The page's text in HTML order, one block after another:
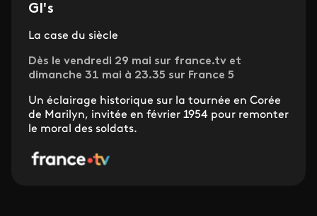
GI's
La case du siècle
Dès le vendredi 29 mai sur france.tv et
dimanche 31 mai à 23.35 sur France 5
Un éclairage historique sur la tournée en Corée
de Marilyn, invitée en février 1954 pour remonter
le moral des soldats.